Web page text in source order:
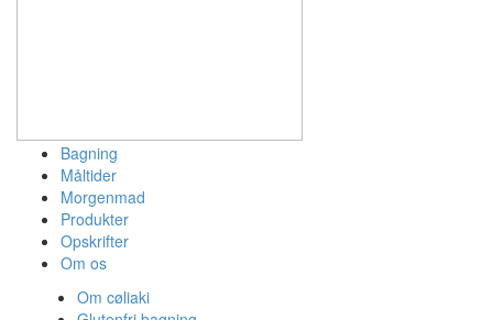
Bagning
Måltider
Morgenmad
Produkter
Opskrifter
Om os
Om cøliaki